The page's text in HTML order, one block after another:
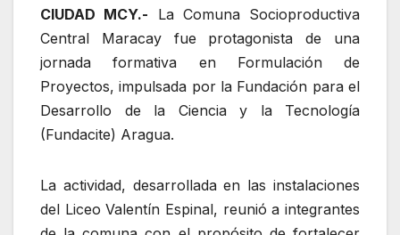
CIUDAD MCY.- La Comuna Socioproductiva
Central Maracay fue protagonista de una
jornada formativa en Formulación de
Proyectos, impulsada por la Fundación para el
Desarrollo de la Ciencia y la Tecnología
(Fundacite) Aragua.
La actividad, desarrollada en las instalaciones
del Liceo Valentín Espinal, reunió a integrantes